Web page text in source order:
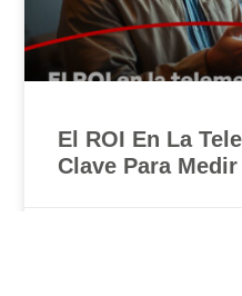
El ROI En La
Clave Para